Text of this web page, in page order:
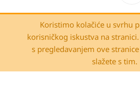
Koristimo kolačiće u svrhu
korisničkog iskustva na
s pregledavanjem ove
slažete s tim.